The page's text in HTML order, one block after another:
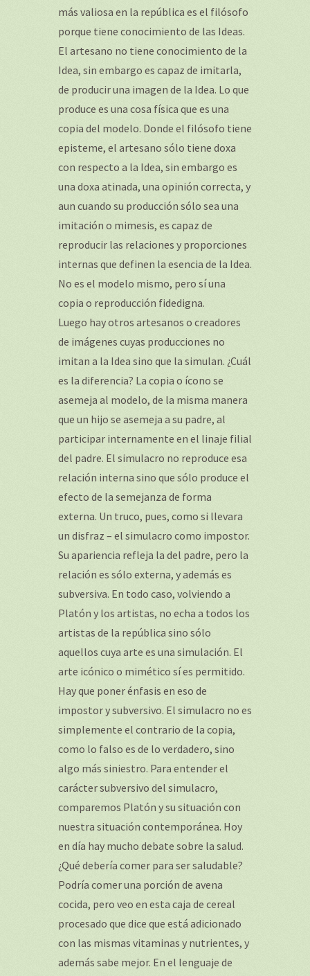
más valiosa en la república es el filósofo
porque tiene conocimiento de las Ideas.
El artesano no tiene conocimiento de la
Idea, sin embargo es capaz de imitarla,
de producir una imagen de la Idea. Lo que
produce es una cosa física que es una
copia del modelo. Donde el filósofo tiene
episteme, el artesano sólo tiene doxa
con respecto a la Idea, sin embargo es
una doxa atinada, una opinión correcta, y
aun cuando su producción sólo sea una
imitación o mimesis, es capaz de
reproducir las relaciones y proporciones
internas que definen la esencia de la Idea.
No es el modelo mismo, pero sí una
copia o reproducción fidedigna.
Luego hay otros artesanos o creadores
de imágenes cuyas producciones no
imitan a la Idea sino que la simulan. ¿Cuál
es la diferencia? La copia o ícono se
asemeja al modelo, de la misma manera
que un hijo se asemeja a su padre, al
participar internamente en el linaje filial
del padre. El simulacro no reproduce esa
relación interna sino que sólo produce el
efecto de la semejanza de forma
externa. Un truco, pues, como si llevara
un disfraz – el simulacro como impostor.
Su apariencia refleja la del padre, pero la
relación es sólo externa, y además es
subversiva. En todo caso, volviendo a
Platón y los artistas, no echa a todos los
artistas de la república sino sólo
aquellos cuya arte es una simulación. El
arte icónico o mimético sí es permitido.
Hay que poner énfasis en eso de
impostor y subversivo. El simulacro no es
simplemente el contrario de la copia,
como lo falso es de lo verdadero, sino
algo más siniestro. Para entender el
carácter subversivo del simulacro,
comparemos Platón y su situación con
nuestra situación contemporánea. Hoy
en día hay mucho debate sobre la salud.
¿Qué debería comer para ser saludable?
Podría comer una porción de avena
cocida, pero veo en esta caja de cereal
procesado que dice que está adicionado
con las mismas vitaminas y nutrientes, y
además sabe mejor. En el lenguaje de